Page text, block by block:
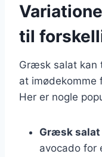
til
Græsk salat kan
at imødekomme
Her er nogle
Græsk salat
avocado for